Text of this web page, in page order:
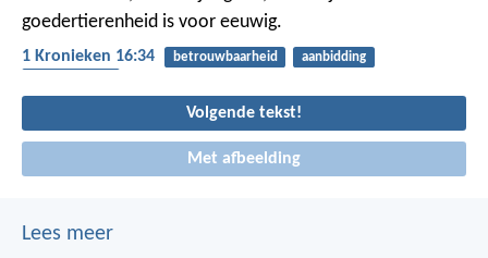
goedertierenheid is voor eeuwig.
1 Kronieken 16:34 betrouwbaarheid
aanbidding
Volgende tekst!
Met afbeelding
Lees meer